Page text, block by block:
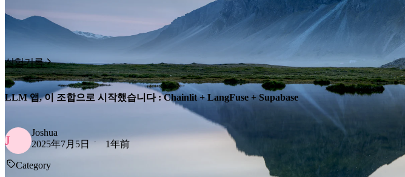
실험기록
LLM 앱, 이 조합으로 시작했습니다 : Chainlit + LangFuse + Supabase
J
Joshua
2025年7月5日
1年前
Category